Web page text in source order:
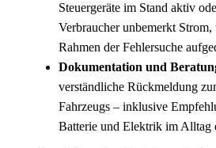
Steuergeräte im Stand aktiv
Verbraucher unbemerkt
Rahmen der Fehlersuche
Dokumentation und
verständliche Rückmeldung
Fahrzeugs – inklusive
Batterie und Elektrik im Alltag